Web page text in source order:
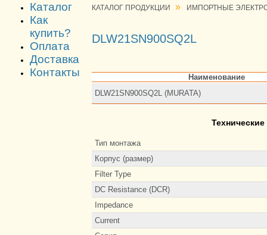
Каталог
Как
купить?
Оплата
Доставка
Контакты
КАТАЛОГ ПРОДУКЦИИ » ИМПОРТНЫЕ
DLW21SN900SQ2L
Наименование
DLW21SN900SQ2L (MURATA)
Технические
Тип монтажа
Корпус (размер)
Filter Type
DC Resistance (DCR)
Impedance
Current